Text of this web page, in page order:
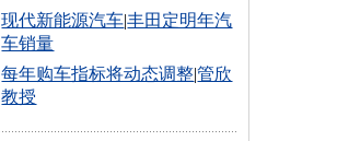
现代新能源汽车|丰田定明年汽
车销量
每年购车指标将动态调整|管欣
教授